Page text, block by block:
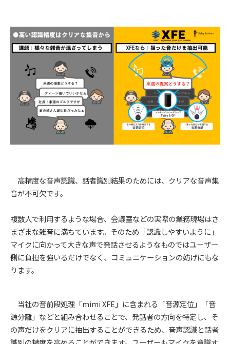
高精度な音声認識、話者識別結果のためには、クリアな音声集
音が不可欠です。
複数人で利用するような場合、会議室などの実際の業務現場はさ
まざまな雑音に満ちています。そのため「認識しやすいように」
マイクに向かって大きな声で発話させるようなものではユーザー
側に負担を強いるだけでなく、コミュニケーションの妨げにもな
ります。
当社の音前段処理「mimi XFE」に含まれる「音源定位」「音
源分離」などと組み合わせることで、発話者の方向を特定し、そ
の声だけをクリアに抽出することができるため、音声認識と話者